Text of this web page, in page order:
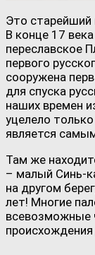
Это старейший
В конце 17
переславское
первого
сооружена
для спуска
наших времен
уцелело
является
Там же
– малый Синь-
на другом
лет! Многие
всевозможные